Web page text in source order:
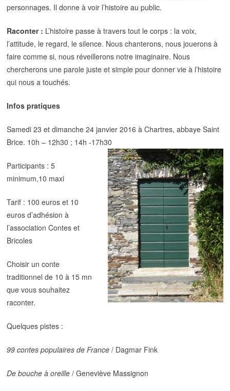
personnages. Il donne à voir l’histoire au public.
Raconter : L’histoire passe à travers tout le corps : la voix,
l’attitude, le regard, le silence. Nous chanterons, nous jouerons à
faire comme si, nous réveillerons notre imaginaire. Nous
chercherons une parole juste et simple pour donner vie à l’histoire
qui nous a touchés.
Infos pratiques
Samedi 23 et dimanche 24 janvier 2016 à Chartres, abbaye Saint
Brice. 10h – 12h30 ; 14h -17h30
Participants : 5
minimum,10 maxi
Tarif : 100 euros et 10
euros d’adhésion à
l’association Contes et
Bricoles
Choisir un conte
traditionnel de 10 à 15 mn
que vous souhaitez
raconter.
Quelques pistes :
99 contes populaires de France / Dagmar Fink
De bouche à oreille/ Geneviève Massignon